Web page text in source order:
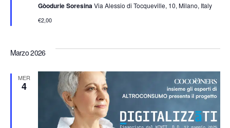
a
a
Gòodurie SoresinaVia Alessio di Tocqueville, 10, Milano, Italy
€2,00
Marzo 2026
MER
4